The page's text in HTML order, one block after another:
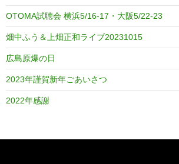
OTOMA試聴会 横浜5/16-17・大阪5/22-23
畑中ふう＆上畑正和ライブ20231015
広島原爆の日
2023年謹賀新年ごあいさつ
2022年感謝